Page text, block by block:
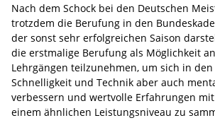
Nach dem Schock bei den Deutschen
trotzdem die Berufung in den
der sonst sehr erfolgreichen Saison
die erstmalige Berufung als Möglichkeit
Lehrgängen teilzunehmen, um sich in
Schnelligkeit und Technik aber auch
verbessern und wertvolle Erfahrungen
einem ähnlichen Leistungsniveau zu